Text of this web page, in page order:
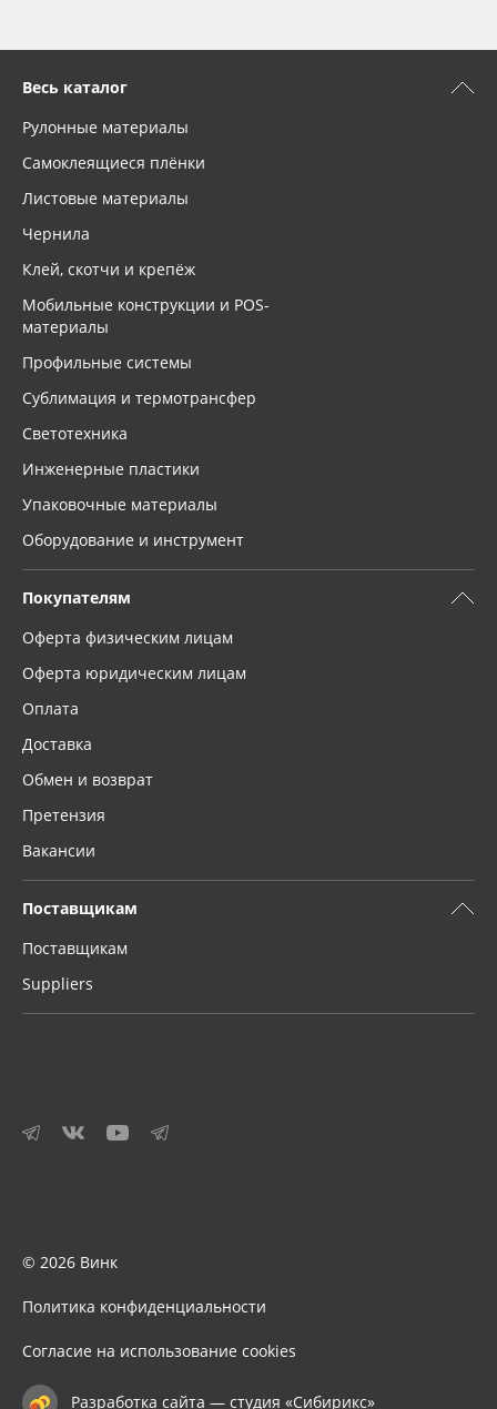
Весь каталог
Рулонные материалы
Самоклеящиеся плёнки
Листовые материалы
Чернила
Клей, скотчи и крепёж
Мобильные конструкции и POS-
материалы
Профильные системы
Сублимация и термотрансфер
Светотехника
Инженерные пластики
Упаковочные материалы
Оборудование и инструмент
Покупателям
Оферта физическим лицам
Оферта юридическим лицам
Оплата
Доставка
Обмен и возврат
Претензия
Вакансии
Поставщикам
Поставщикам
Suppliers
© 2026 Винк
Политика конфиденциальности
Согласие на использование cookies
Разработка сайта — студия «Сибирикс»